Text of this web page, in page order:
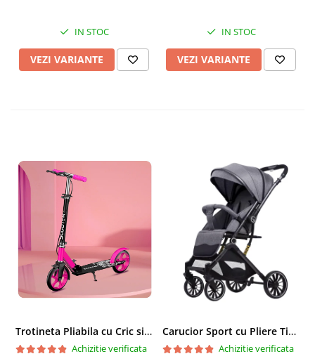
IN STOC
VEZI VARIANTE
IN STOC
VEZI VARIANTE
Trotineta Pliabila cu Cric si Maner Reglabil
Achizitie verificata
Carucior Sport cu Pliere Tip Troller si Maner Reversibil - Gri
Achizitie verificata